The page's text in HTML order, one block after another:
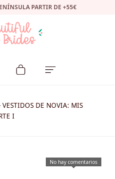
PARTIR DE +55€
VESTIDOS DE NOVIA: MIS
I
No hay comentarios